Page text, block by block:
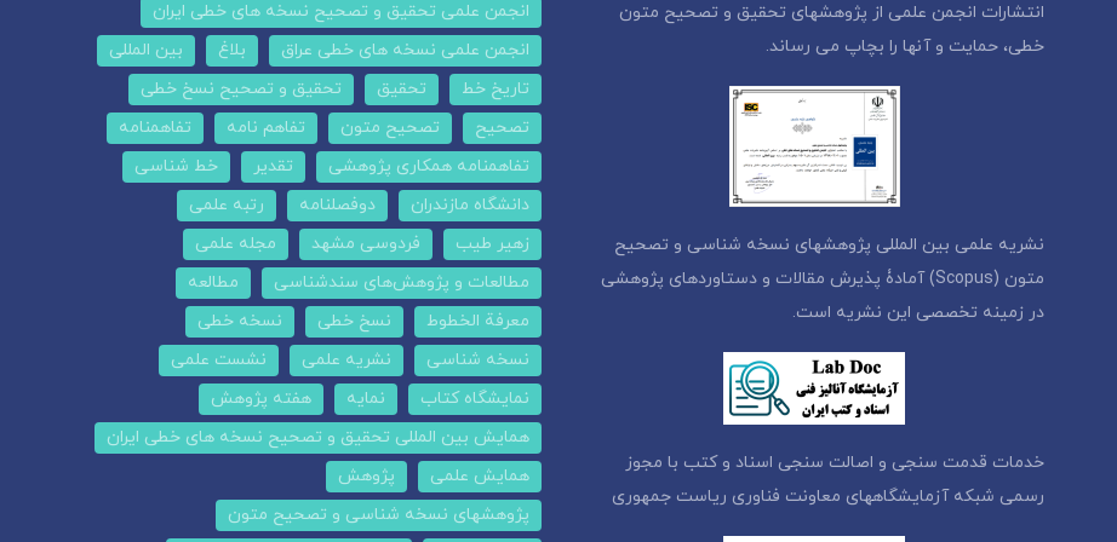
انتشارات انجمن علمی از پژوهشهای تحقیق و تصحیح متون
خطی، حمایت و آنها را بچاپ می رساند.
نشریه علمی بین المللی پژوهشهای نسخه شناسی و تصحیح
متون (Scopus) آمادۀ پذیرش مقالات و دستاوردهای پژوهشی
در زمینه تخصصی این نشریه است.
خدمات قدمت سنجی و اصالت سنجی اسناد و کتب با مجوز
رسمی شبکه آزمایشگاههای معاونت فناوری ریاست جمهوری
انجمن علمی تحقیق و تصحیح نسخه های خطی ایران
انجمن علمی نسخه های خطی عراق
بلاغ
بین المللی
تاریخ خط
تحقیق
تحقیق و تصحیح نسخ خطی
تصحیح
تصحیح متون تفاهم نامه
تفاهمنامه
تفاهمنامه همکاری پژوهشی
تقدیر
خط شناسی
دانشگاه مازندران
دوفصلنامه
رتبه علمی
زهیر طیب
فردوسی مشهد
مجله علمی
مطالعات و پژوهش‌های سندشناسی
مطالعه
معرفة الخطوط
نسخ خطی
نسخه خطی
نسخه شناسی
نشریه علمی
نشست علمی
نمایشگاه کتاب
نمایه
هفته پژوهش
همایش بین المللی تحقیق و تصحیح نسخه های خطی ایران
همایش علمی
پژوهش
پژوهشهای نسخه شناسی و تصحیح متون